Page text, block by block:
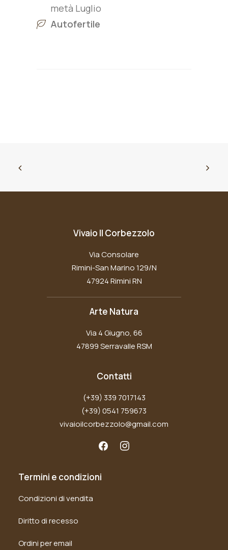
metà Luglio
Autofertile
Vivaio Il Corbezzolo
Via Consolare
Rimini-San Marino 129/N
47924 Rimini RN
Arte Natura
Via 4 Giugno, 66
47899 Serravalle RSM
Contatti
(+39) 339 7017143
(+39) 0541 759673
vivaioilcorbezzolo@gmail.com
Termini e condizioni
Condizioni di vendita
Diritto di recesso
Ordini per email